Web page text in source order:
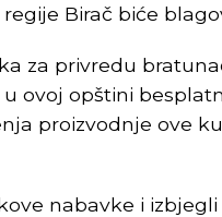
Birač biće
za privredu
ovoj opštini
proizvodnje ove
nabavke i